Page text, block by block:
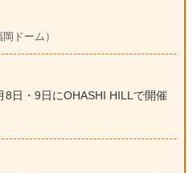
ドーム）
日・9日にOHASHI HILLで開催